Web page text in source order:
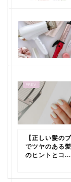
【正しい髪の
でツヤのある
のヒントとコ...